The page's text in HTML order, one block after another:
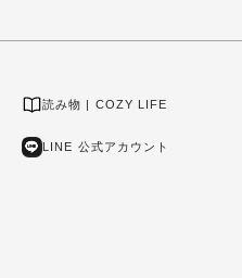
読み物 | COZY LIFE
LINE 公式アカウント